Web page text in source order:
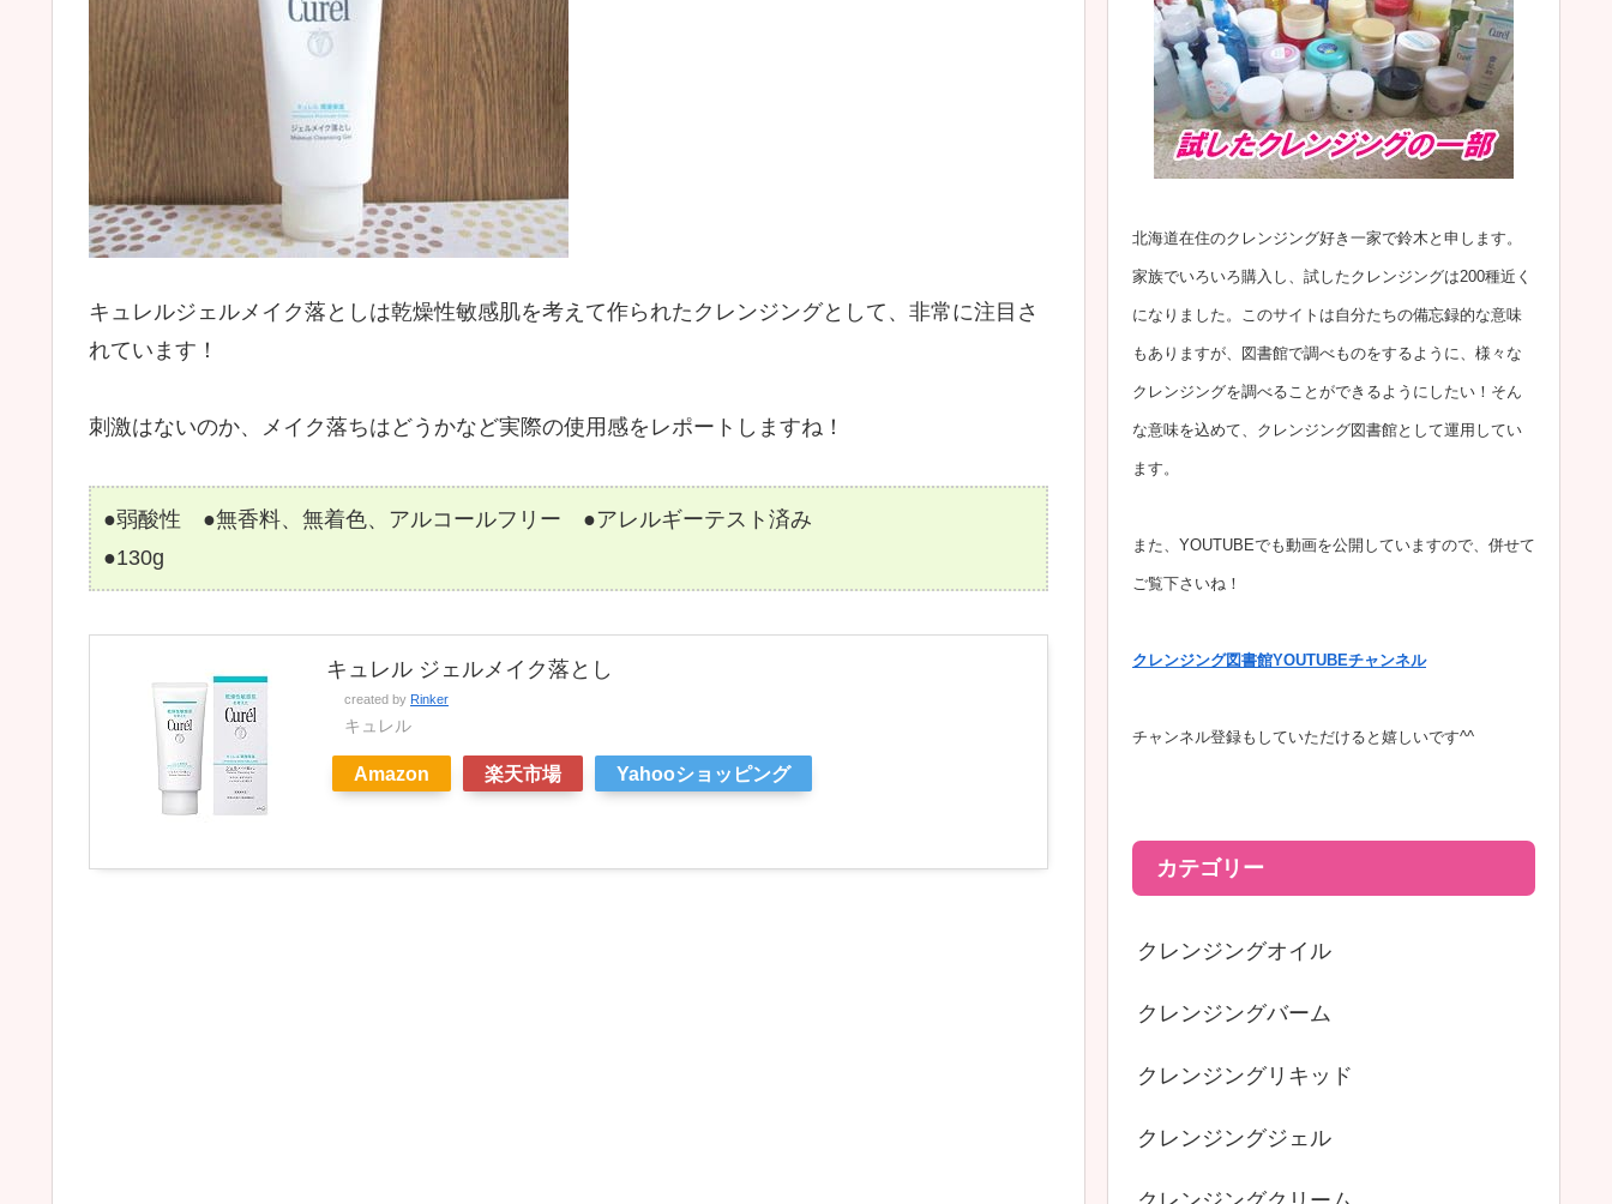
キュレルジェルメイク落としは乾燥性敏感肌を考えて作られたクレンジングとして、非常に注目さ
れています！
刺激はないのか、メイク落ちはどうかなど実際の使用感をレポートしますね！
●弱酸性 ●無香料、無着色、アルコールフリー ●アレルギーテスト済み
●130g
キュレル ジェルメイク落とし
created by Rinker
キュレル
Amazon 楽天市場 Yahooショッピング
北海道在住のクレンジング好き一家で鈴木と申します。
家族でいろいろ購入し、試したクレンジングは200種近く
になりました。このサイトは自分たちの備忘録的な意味
もありますが、図書館で調べものをするように、様々な
クレンジングを調べることができるようにしたい！そん
な意味を込めて、クレンジング図書館として運用してい
ます。
また、YOUTUBEでも動画を公開していますので、併せて
ご覧下さいね！
クレンジング図書館YOUTUBEチャンネル
チャンネル登録もしていただけると嬉しいです^^
カテゴリー
クレンジングオイル
クレンジングバーム
クレンジングリキッド
クレンジングジェル